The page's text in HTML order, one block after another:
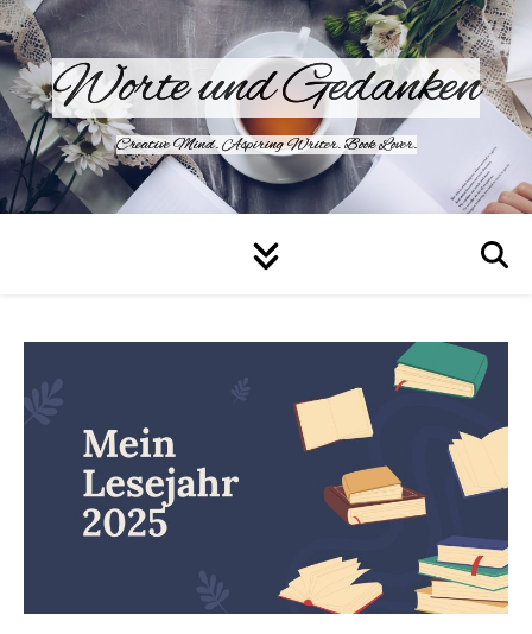
Worte und Gedanken
Creative Mind. Aspiring Writer. Book Lover.